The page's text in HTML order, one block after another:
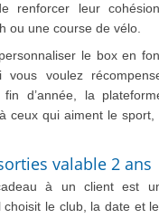
renforcer leur
ou une course de vélo.
le box en
vous voulez
fin d’année, la
ceux qui aiment le sport,
valable 2 ans
à un client est
choisit le club, la date et